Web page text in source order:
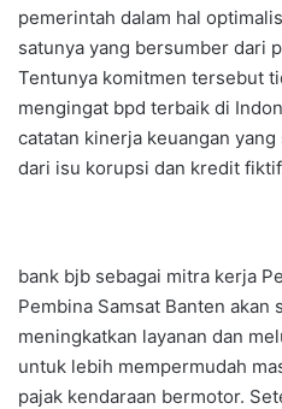
pemerintah dalam hal
satunya yang bersumber dari
Tentunya komitmen tersebut
mengingat bpd terbaik di
catatan kinerja keuangan
dari isu korupsi dan kredit
bank bjb sebagai mitra kerja
Pembina Samsat Banten akan
meningkatkan layanan dan
untuk lebih mempermudah
pajak kendaraan bermotor.